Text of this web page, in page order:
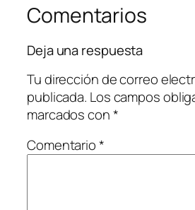
Comentarios
Deja una respuesta
Tu dirección de correo
publicada. Los campos
marcados con*
Comentario*